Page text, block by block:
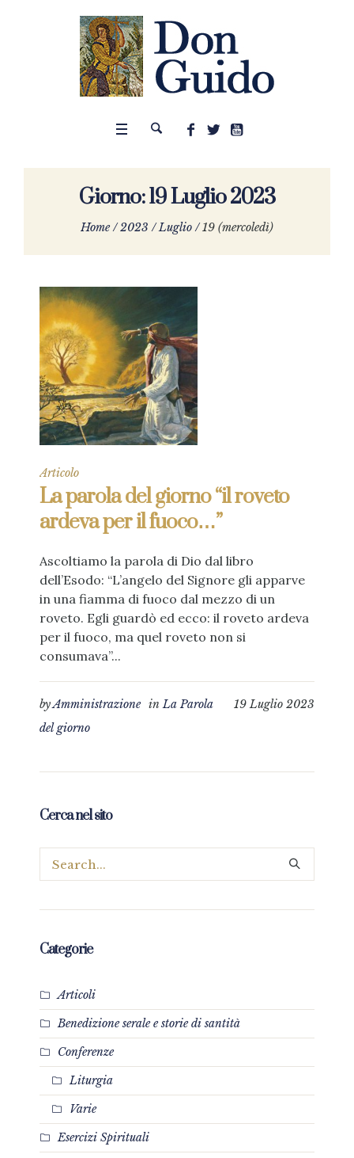
Giorno:19 Luglio 2023
Home /2023 /Luglio /19 (mercoledì)
Articolo
La parola del giorno “il roveto
ardeva per il fuoco…”
Ascoltiamo la parola di Dio dal libro
dell’Esodo: “L’angelo del Signore gli apparve
in una fiamma di fuoco dal mezzo di un
roveto. Egli guardò ed ecco: il roveto ardeva
per il fuoco, ma quel roveto non si
consumava”...
19 Luglio 2023
byAmministrazione inLa Parola
del giorno
Cerca nel sito
Categorie
Articoli
Benedizione serale e storie di santità
Conferenze
Liturgia
Varie
Esercizi Spirituali